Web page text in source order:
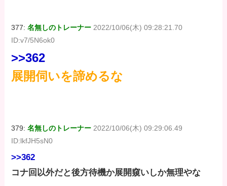
377:名無しのトレーナー 2022/10/06(木) 09:28:21.70
ID:v7/5N6ok0
>>362
展開伺いを諦めるな
379:名無しのトレーナー 2022/10/06(木) 09:29:06.49
ID:lkfJH5sN0
>>362
コナ回以外だと後方待機か展開窺いしか無理やな